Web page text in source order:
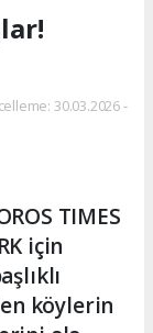
30.03.2026 -
TIMES
için
köylerin